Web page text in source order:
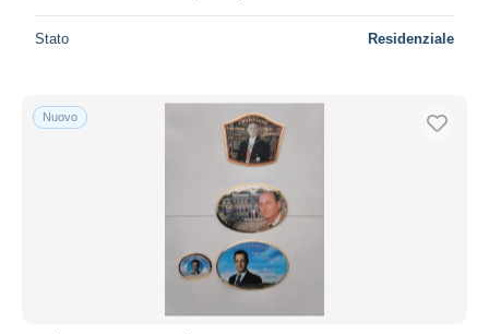
Stato Residenziale
Nuovo